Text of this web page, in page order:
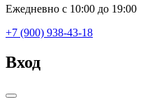
Ежедневно с 10:00 до 19:00
+7 (900) 938-43-18
Вход